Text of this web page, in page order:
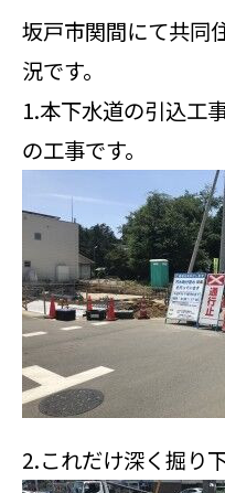
坂戸市関間にて共同
況です。
1.本下水道の引込工
の工事です。
2.これだけ深く掘り